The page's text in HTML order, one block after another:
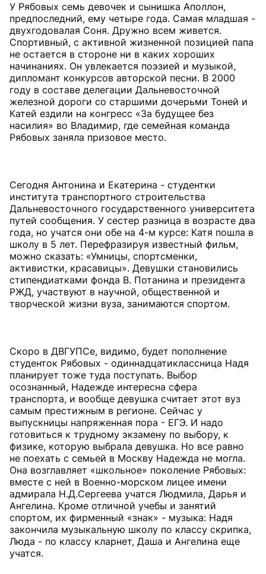
У Рябовых семь девочек и сынишка Аполлон,
предпоследний, ему четыре года. Самая младшая -
двухгодовалая Соня. Дружно всем живется.
Спортивный, с активной жизненной позицией папа
не остается в стороне ни в каких хороших
начинаниях. Он увлекается поэзией и музыкой,
дипломант конкурсов авторской песни. В 2000
году в составе делегации Дальневосточной
железной дороги со старшими дочерьми Тоней и
Катей ездили на конгресс «За будущее без
насилия» во Владимир, где семейная команда
Рябовых заняла призовое место.
Сегодня Антонина и Екатерина - студентки
института транспортного строительства
Дальневосточного государственного университета
путей сообщения. У сестер разница в возрасте два
года, но учатся они обе на 4-м курсе: Катя пошла в
школу в 5 лет. Перефразируя известный фильм,
можно сказать: «Умницы, спортсменки,
активистки, красавицы». Девушки становились
стипендиатками фонда В. Потанина и президента
РЖД, участвуют в научной, общественной и
творческой жизни вуза, занимаются спортом.
Скоро в ДВГУПСе, видимо, будет пополнение
студенток Рябовых - одиннадцатиклассница Надя
планирует тоже туда поступать. Выбор
осознанный, Надежде интересна сфера
транспорта, и вообще девушка считает этот вуз
самым престижным в регионе. Сейчас у
выпускницы напряженная пора - ЕГЭ. И надо
готовиться к трудному экзамену по выбору, к
физике, которую выбрала девушка. Но все равно
не поехать с семьей в Москву Надежда не могла.
Она возглавляет «школьное» поколение Рябовых:
вместе с ней в Военно-морском лицее имени
адмирала Н.Д.Сергеева учатся Людмила, Дарья и
Ангелина. Кроме отличной учебы и занятий
спортом, их фирменный «знак» - музыка: Надя
закончила музыкальную школу по классу скрипка,
Люда - по классу кларнет, Даша и Ангелина еще
учатся.